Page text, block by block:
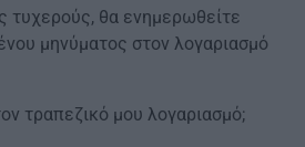
τυχερούς, θα ενημερωθείτε
μηνύματος στον λογαριασμό
τραπεζικό μου λογαριασμό;